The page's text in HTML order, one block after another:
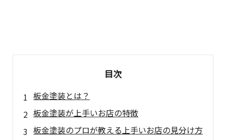
目次
板金塗装とは？
板金塗装が上手いお店の特徴
板金塗装のプロが教える上手いお店の見分け方